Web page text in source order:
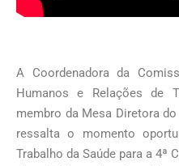
A Coordenadora da
Humanos e Relações de
membro da Mesa Diretora
ressalta o momento
Trabalho da Saúde para a 4ª